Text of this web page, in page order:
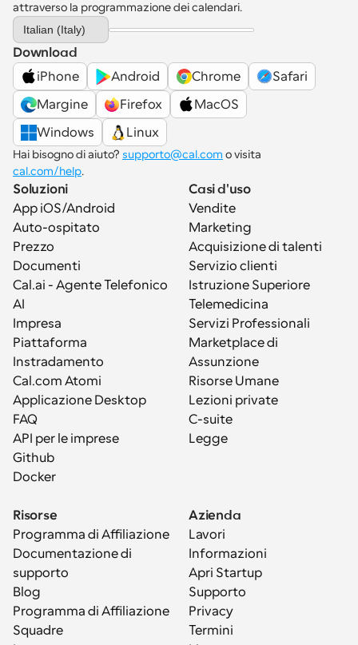
attraverso la programmazione dei calendari.
Select Language
Italian (Italy)
Download
iPhone
Android Chrome
Safari
Margine
Firefox
MacOS
Windows
Linux
Hai bisogno di aiuto? supporto@cal.com
cal.com/help.
Soluzioni
App iOS/Android
Auto-ospitato
Prezzo
Documenti
Cal.ai - Agente Telefonico
AI
Impresa
Piattaforma
Instradamento
Cal.com Atomi
Applicazione Desktop
FAQ
API per le imprese
Github
Docker
Casi d'uso
Vendite
Marketing
Acquisizione di talenti
Servizio clienti
Istruzione Superiore
Telemedicina
Servizi Professionali
Marketplace di
Assunzione
Risorse Umane
Lezioni private
C-suite
Legge
Risorse
Programma di Affiliazione
Documentazione di
supporto
Blog
Programma di Affiliazione
Squadre
Azienda
Lavori
Informazioni
Apri Startup
Supporto
Privacy
Termini